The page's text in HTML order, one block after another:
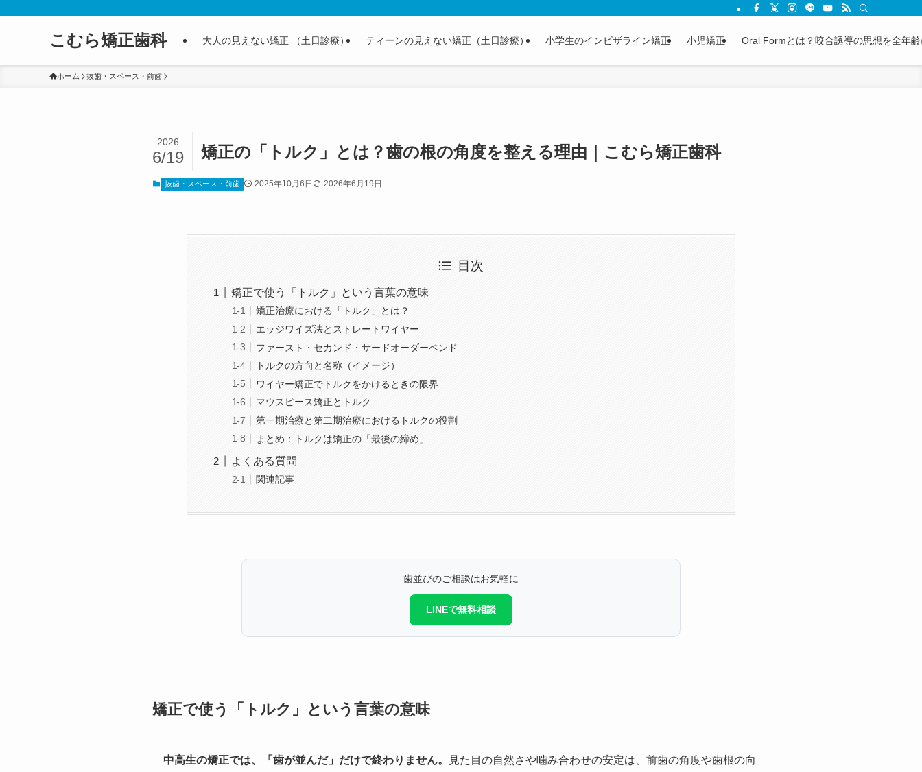
こむら矯正歯科 大人の見えない矯正 （土日診療） ティーンの見えない矯正（土日診療） 小学生のインビザライン矯正 小児矯正 Oral Formとは？咬合誘導の思想を全年
ホーム 抜歯・スペース・前歯
矯正の「トルク」とは？歯の根の角度を整える理由｜こむら矯正歯科
2026
6/19
抜歯・スペース・前歯 2025年10月6日 2026年6月19日
目次
矯正で使う「トルク」という言葉の意味
矯正治療における「トルク」とは？
エッジワイズ法とストレートワイヤー
ファースト・セカンド・サードオーダーベンド
トルクの方向と名称（イメージ）
ワイヤー矯正でトルクをかけるときの限界
マウスピース矯正とトルク
第一期治療と第二期治療におけるトルクの役割
まとめ：トルクは矯正の「最後の締め」
よくある質問
関連記事
歯並びのご相談はお気軽に
LINEで無料相談
矯正で使う「トルク」という言葉の意味
中高生の矯正では、「歯が並んだ」だけで終わりません。
見た目の自然さや噛み合わせの安定は、前歯の角度や歯根の向